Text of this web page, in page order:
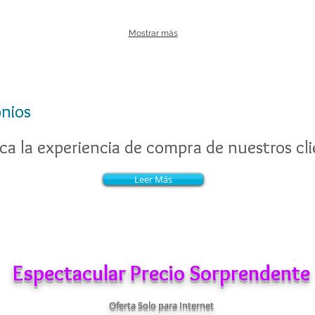
Mostrar más
la experiencia de compra de nuestros
Leer Más
la experiencia de compra de nuestros
Leer Más
Espectacular Precio Sorprendente
Oferta Solo para Internet